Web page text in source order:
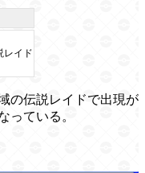
レイド
の伝説レイドで出現が
っている。